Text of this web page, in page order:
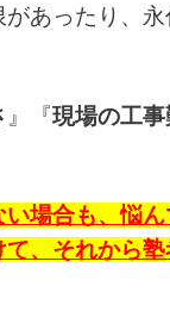
あったり、
』『現場の工
場合も、悩
、それから